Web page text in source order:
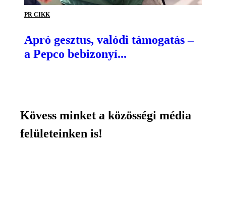
PR CIKK
Apró gesztus, valódi támogatás –
a Pepco bebizonyí...
Kövess minket a közösségi média
felületeinken is!